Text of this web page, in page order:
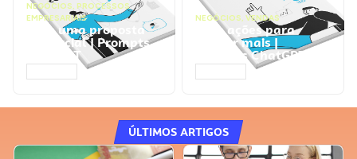
NEGÓCIOS, PROCESSOS
EMPRESARIAIS
Faça uma proposta
comercial | Prompts
ChatGPT
NEGÓCIOS, VENDAS
Faça ações para
vender mais |
Prompts ChatGPT
ÚLTIMOS ARTIGOS